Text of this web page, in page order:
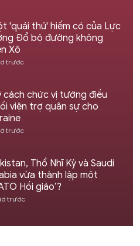
'quái thú' hiếm có của Lực
Đổ bộ đường không
Xô
trước
cách chức vị tướng điều
viện trợ quân sự cho
trước
Thổ Nhĩ Kỳ và Saudi
vừa thành lập một
Hồi giáo’?
trước